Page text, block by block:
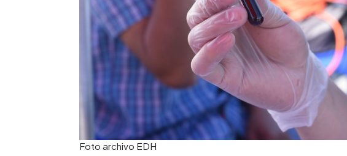
Foto archivo EDH